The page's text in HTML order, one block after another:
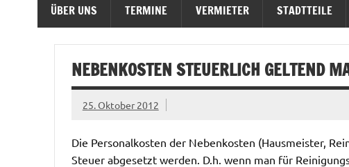
ÜBER UNS TERMINE VERMIETER STADTTEILE
NEBENKOSTEN STEUERLICH GELTEND
25. Oktober 2012
Die Personalkosten der Nebenkosten (Hausmeister,
Steuer abgesetzt werden. D.h. wenn man für